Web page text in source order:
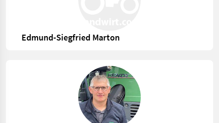
Edmund-Siegfried Marton